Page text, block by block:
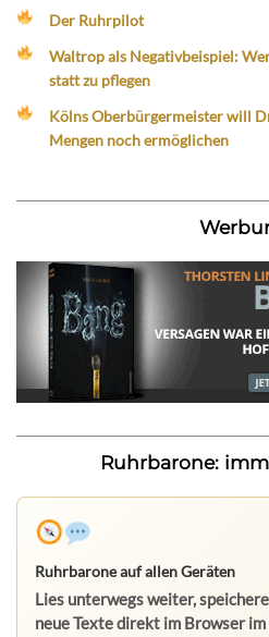
Der Ruhrpilot
Waltrop als Negativbeispiel:
statt zu pflegen
Kölns Oberbürgermeister will
Mengen noch ermöglichen
Ruhrbarone:
Ruhrbarone auf allen Geräten
Lies unterwegs weiter,
neue Texte direkt im Browser